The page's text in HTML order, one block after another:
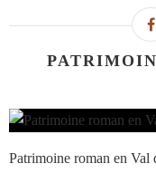
Patrimoine roman en Val